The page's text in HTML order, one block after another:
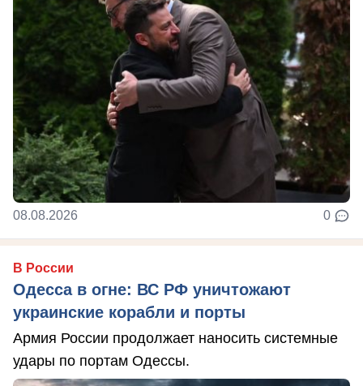
08.08.2026 0
В России
Одесса в огне: ВС РФ уничтожают
украинские корабли и порты
Армия России продолжает наносить системные
удары по портам Одессы.